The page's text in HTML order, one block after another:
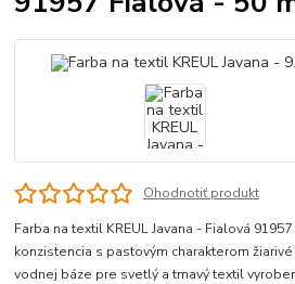
Ohodnotiť produkt
Farba na textil KREUL Javana - Fialová
konzistencia s pastovým charakterom
vodnej báze pre svetlý a tmavý textil